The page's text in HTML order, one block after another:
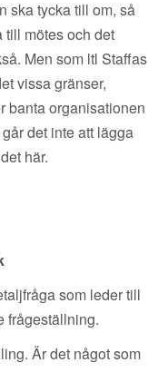
ska tycka till om, så
till mötes och det
Men som ltl Staffas
vissa gränser,
banta organisationen
det inte att lägga
här.
som leder till
frågeställning.
Är det något som